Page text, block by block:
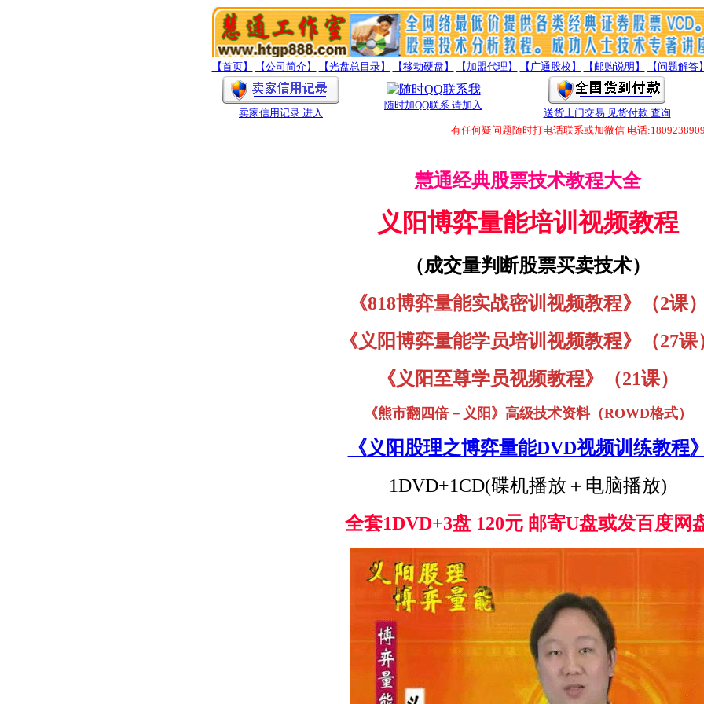
【首页】 【公司简介】 【光盘总目录】 【移动硬盘】 【加盟代理】 【广通股校】 【邮购说明】 【问题解答
卖家信用记录.进入
随时加QQ联系 请加入
送货上门交易.见货付款.查询
有任何疑问题随时打电话联系或加微信 电话
慧通经典股票技术教程大全
义阳博弈量能培训视频教程
（成交量判断股票买卖技术）
《818博弈量能实战密训视频教程》
（2课
《义阳博弈量能学员培训视频教程》
（27
《义阳至尊学员视频教程》 （21课）
《熊市翻四倍－义阳》高级技术资料（ROWD格式）
《义阳股理之博弈量能DVD视频训练教程
1DVD+1CD(碟机播放＋电脑播放)
全套1DVD+3盘 120元 邮寄U盘或发百度网